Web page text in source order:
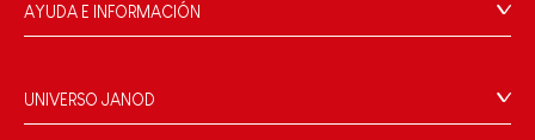
AYUDA E INFORMACIÓN
Preguntas más frecuentes
Contacto
UNIVERSO JANOD